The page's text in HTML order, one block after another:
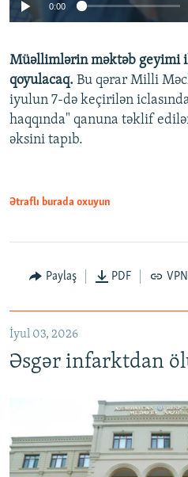
Auto 240p
720p
0:00
Müəllimlərin məktəb geyimi
qoyulacaq. Bu qərar Milli
iyulun 7-də keçirilən
haqqında" qanuna təklif
əksini tapıb.
Ətraflı burada oxuyun
Paylaş PDF
İyul 03, 2026
Əsgər infarktdan